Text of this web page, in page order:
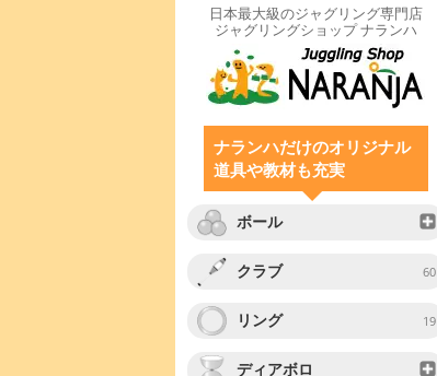
日本最大級のジャグリング専門店
ジャグリングショップ ナランハ
ナランハだけのオリジナル
道具や教材も充実
ボール
クラブ 60
リング 19
ディアボロ